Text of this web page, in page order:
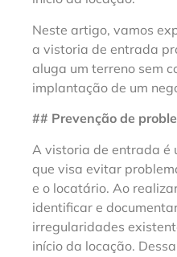
Neste artigo, vamos
a vistoria de entrada
aluga um terreno sem
implantação de um
## Prevenção de
A vistoria de entrada é
que visa evitar
e o locatário. Ao
identificar e
irregularidades
início da locação.